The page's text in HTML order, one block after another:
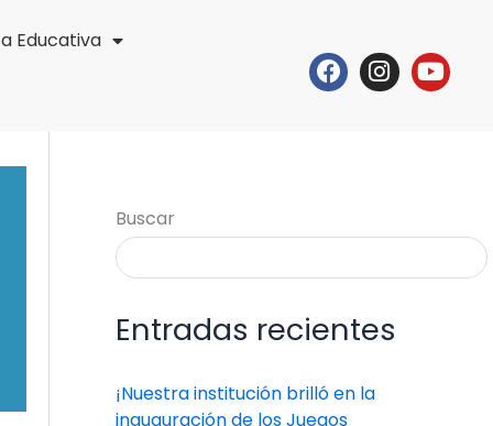
Educativa
Facebook
Buscar
Entradas recientes
¡Nuestra institución brilló en la
inauguración de los Juegos